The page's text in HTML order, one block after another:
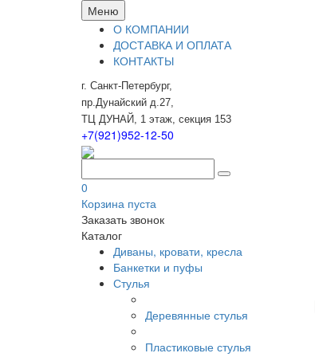
Меню
О КОМПАНИИ
ДОСТАВКА И ОПЛАТА
КОНТАКТЫ
г. Санкт-Петербург,
пр.Дунайский д.27,
ТЦ ДУНАЙ, 1 этаж, секция 153
+7(921)952-12-50
0
Корзина пуста
Заказать звонок
Каталог
Диваны, кровати, кресла
Банкетки и пуфы
Стулья
Деревянные стулья
Пластиковые стулья